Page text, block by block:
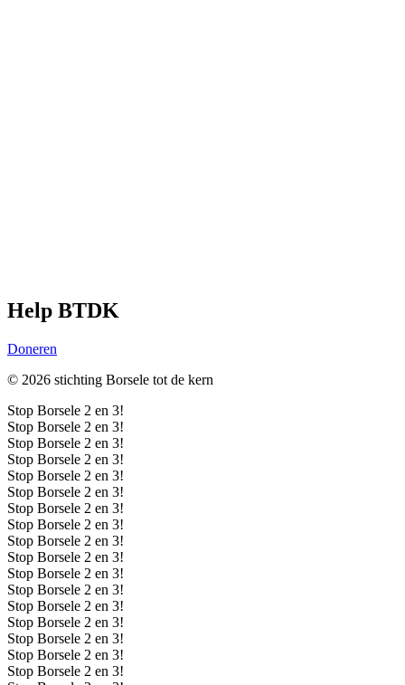
Help BTDK
Doneren
© 2026 stichting Borsele tot de kern
Stop Borsele 2 en 3!
Stop Borsele 2 en 3!
Stop Borsele 2 en 3!
Stop Borsele 2 en 3!
Stop Borsele 2 en 3!
Stop Borsele 2 en 3!
Stop Borsele 2 en 3!
Stop Borsele 2 en 3!
Stop Borsele 2 en 3!
Stop Borsele 2 en 3!
Stop Borsele 2 en 3!
Stop Borsele 2 en 3!
Stop Borsele 2 en 3!
Stop Borsele 2 en 3!
Stop Borsele 2 en 3!
Stop Borsele 2 en 3!
Stop Borsele 2 en 3!